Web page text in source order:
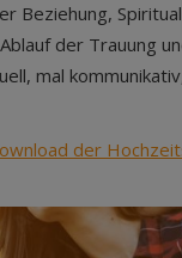
Beziehung,
der Trauung
mal
der